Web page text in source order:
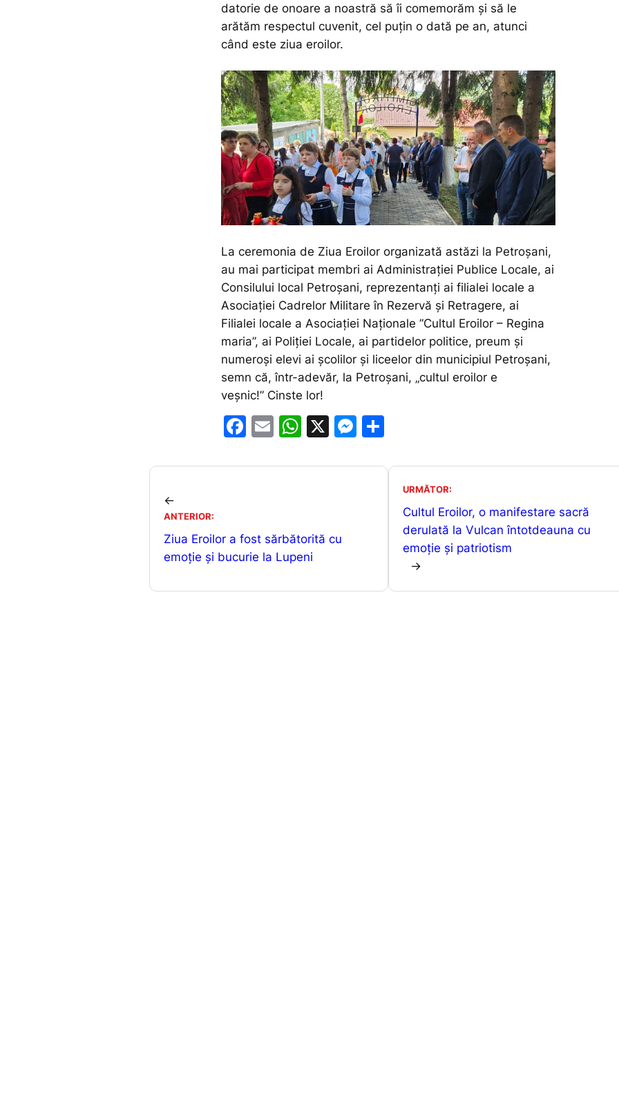
datorie de onoare a noastră să îi comemorăm şi să le
arătăm respectul cuvenit, cel puţin o dată pe an, atunci
când este ziua eroilor.
La ceremonia de Ziua Eroilor organizată astăzi la Petroșani,
au mai participat membri ai Administrației Publice Locale, ai
Consilului local Petroșani, reprezentanți ai filialei locale a
Asociației Cadrelor Militare în Rezervă și Retragere, ai
Filialei locale a Asociației Naționale ”Cultul Eroilor – Regina
maria”, ai Poliției Locale, ai partidelor politice, preum și
numeroși elevi ai școlilor și liceelor din municipiul Petroșani,
semn că, într-adevăr, la Petroșani, „cultul eroilor e
veșnic!” Cinste lor!
F
c
o
o
E
ai
W
at
p
p
X
M
s ta
←
ANTERIOR:
Ziua Eroilor a fost sărbătorită cu
emoție și bucurie la Lupeni
URMĂTOR:
Cultul Eroilor, o manifestare sacră
derulată la Vulcan întotdeauna cu
emoție și patriotism
→